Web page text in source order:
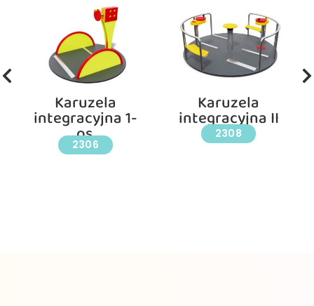
Karuzela
integracyjna 1-
os.
2306
Karuzela
integracyjna II
2308